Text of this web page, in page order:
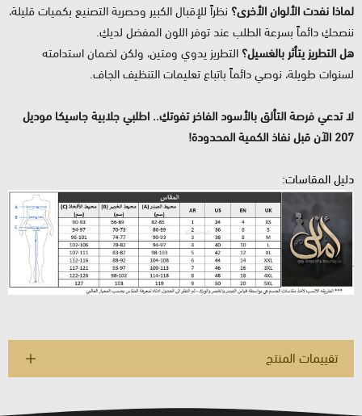
لماذا نفدت الألوان الأخرى؟ نظراً للإقبال الكبير وحصرية التصنيع بكميات قليلة،
ننصحكِ دائماً بسرعة الطلب عند توفر اللون المفضل لديكِ.
هل التطريز يتأثر بالغسيل؟ التطريز يدوي ومتين، ولكن لضمان استدامته
لسنوات طويلة، نوصي دائماً باتباع تعليمات التنظيف الجاف.
لا تدعي فرصة التألق بالأسود الفاخر تفوتكِ.. اطلبي جلابية جاسيكا موديل
207 الآن قبل نفاذ الكمية المحدودة!
دليل المقاسات:
تقييمات المنتج